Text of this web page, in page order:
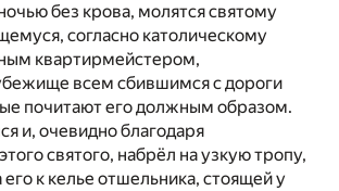
без крова, молятся святому
согласно католическому
квартирмейстером,
всем сбившимся с дороги
почитают его должным образом.
и, очевидно благодаря
святого, набрёл на узкую тропу,
к келье отшельника, стоящей у